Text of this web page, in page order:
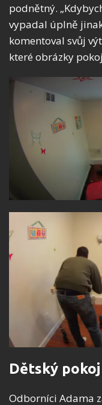
podnětný.
vypadal úplně
komentoval svůj
které obrázky
Dětský
Odborníci Adama